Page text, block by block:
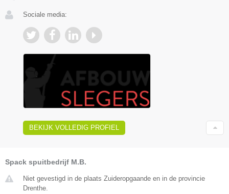
Sociale media:
BEKIJK VOLLEDIG PROFIEL
Spack spuitbedrijf M.B.
Niet gevestigd in de plaats Zuideropgaande en in de provincie
Drenthe.